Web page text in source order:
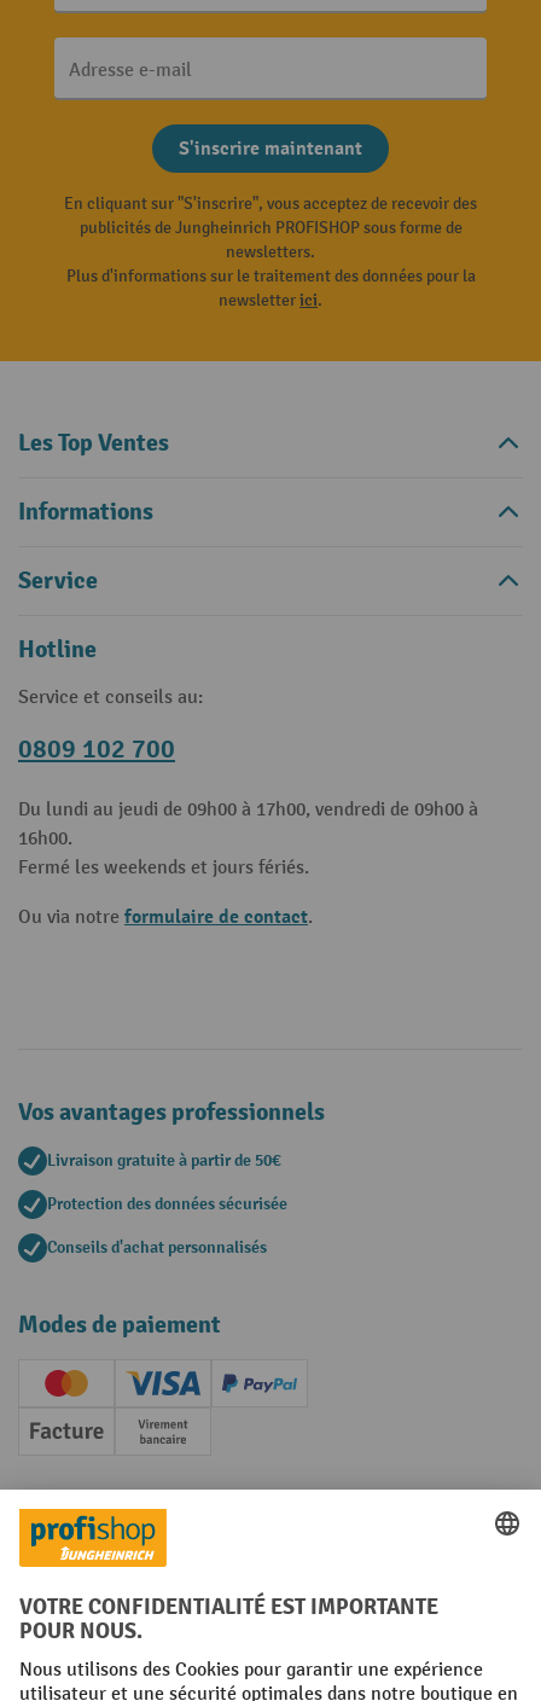
Adresse e-mail
S'inscrire maintenant
En cliquant sur "S'inscrire", vous acceptez de recevoir des
publicités de Jungheinrich PROFISHOP sous forme de
newsletters.
Plus d'informations sur le traitement des données pour la
newsletterici.
Les Top Ventes
Informations
Service
Hotline
Service et conseils au:
0809 102 700
Du lundi au jeudi de 09h00 à 17h00, vendredi de 09h00 à
16h00.
Fermé les weekends et jours fériés.
Ou via notre formulaire de contact.
Vos avantages professionnels
Livraison gratuite à partir de 50€
Protection des données sécurisée
Conseils d'achat personnalisés
Modes de paiement
Creditcard (Master)Creditcard (Visa)
PayPal
Facture Paiement anticipé
Réseaux sociaux
Facebook
YouTube
LinkedInInstagram
Conditions générales Mentions légales